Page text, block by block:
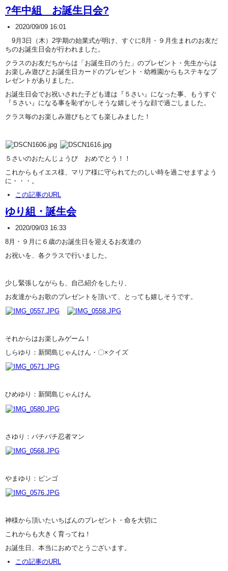
?年中組 お誕生日会?
2020/09/09 16:01
9月3日（木）2学期の始業式が明け、すぐに8月・９月生まれのお友だ
ちのお誕生日会が行われました。
クラスのお友だちからは「お誕生日のうた」のプレゼント・先生からは
お楽しみ遊びとお誕生日カードのプレゼント・幼稚園からもステキなプ
レゼントがありました。
お誕生日会でお祝いされた子ども達は『５さい』になった事、もうすぐ
『５さい』になる事を恥ずかしそうな嬉しそうな顔で過ごしました。
クラス毎のお楽しみ遊びもとても楽しみました！
５さいのおたんじょうび おめでとう！！
これからもイエス様、マリア様に守られてたのしい時を過ごせますよう
に・・・。
この記事のURL
ゆり組・誕生会
2020/09/03 16:33
8月・９月に６歳のお誕生日を迎えるお友達の
お祝いを、各クラスで行いました。
少し緊張しながらも、自己紹介をしたり、
お友達からお歌のプレゼントを頂いて、とっても嬉しそうです。
それからはお楽しみゲーム！
しらゆり：新聞島じゃんけん・〇×クイズ
ひめゆり：新聞島じゃんけん
さゆり：パチパチ忍者マン
やまゆり：ビンゴ
神様から頂いたいちばんのプレゼント・命を大切に
これからも大きく育ってね！
お誕生日、本当におめでとうございます。
この記事のURL